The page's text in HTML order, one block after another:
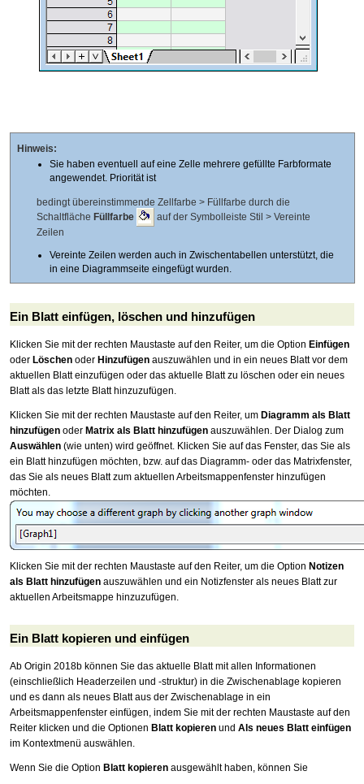
Hinweis:
Sie haben eventuell auf eine Zelle mehrere gefüllte Farbformate
angewendet. Priorität ist
bedingt übereinstimmende Zellfarbe > Füllfarbe durch die
Schaltfläche Füllfarbe
auf der Symbolleiste Stil > Vereinte
Zeilen
Vereinte Zeilen werden auch in Zwischentabellen unterstützt, die
in eine Diagrammseite eingefügt wurden.
Ein Blatt einfügen, löschen und hinzufügen
Klicken Sie mit der rechten Maustaste auf den Reiter, um die Option Einfügen
oder Löschen oder Hinzufügen auszuwählen und in ein neues Blatt vor dem
aktuellen Blatt einzufügen oder das aktuelle Blatt zu löschen oder ein neues
Blatt als das letzte Blatt hinzuzufügen.
Klicken Sie mit der rechten Maustaste auf den Reiter, um Diagramm als Blatt
hinzufügen oder Matrix als Blatt hinzufügen auszuwählen. Der Dialog zum
Auswählen (wie unten) wird geöffnet. Klicken Sie auf das Fenster, das Sie als
ein Blatt hinzufügen möchten, bzw. auf das Diagramm- oder das Matrixfenster,
das Sie als neues Blatt zum aktuellen Arbeitsmappenfenster hinzufügen
möchten.
Klicken Sie mit der rechten Maustaste auf den Reiter, um die Option Notizen
als Blatt hinzufügen auszuwählen und ein Notizfenster als neues Blatt zur
aktuellen Arbeitsmappe hinzuzufügen.
Ein Blatt kopieren und einfügen
Ab Origin 2018b können Sie das aktuelle Blatt mit allen Informationen
(einschließlich Headerzeilen und -struktur) in die Zwischenablage kopieren
und es dann als neues Blatt aus der Zwischenablage in ein
Arbeitsmappenfenster einfügen, indem Sie mit der rechten Maustaste auf den
Reiter klicken und die Optionen Blatt kopieren und Als neues Blatt einfügen
im Kontextmenü auswählen.
Wenn Sie die Option Blatt kopieren ausgewählt haben, können Sie